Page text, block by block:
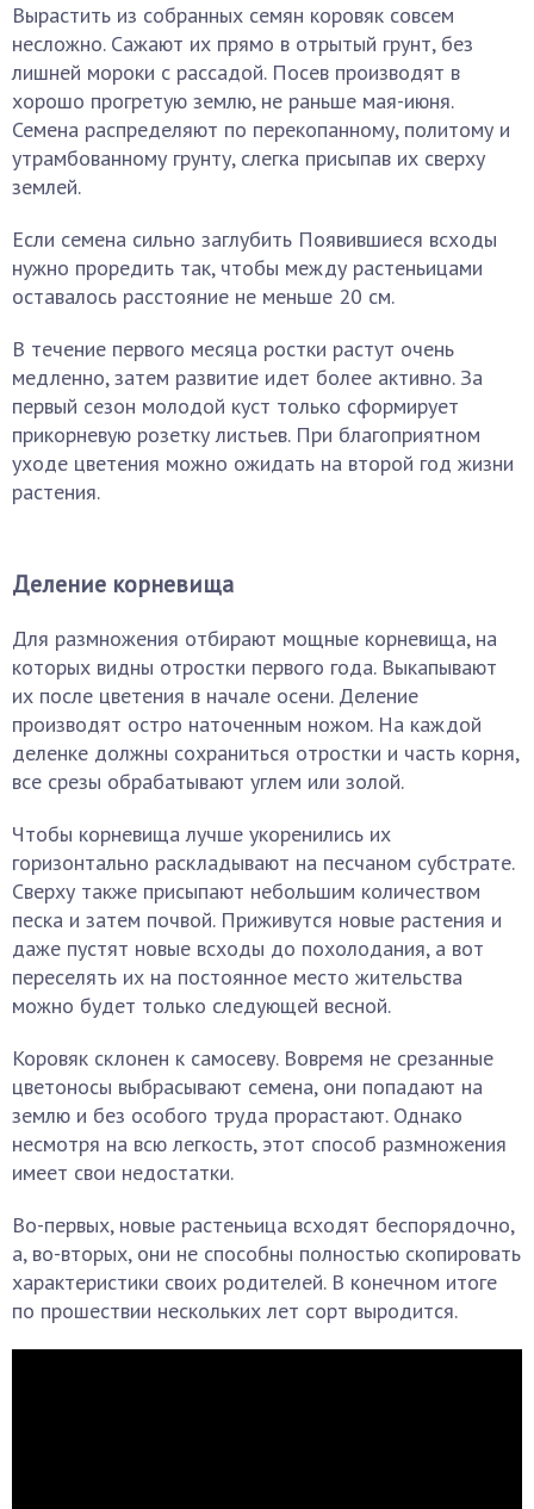
Вырастить из собранных семян коровяк совсем
несложно. Сажают их прямо в отрытый грунт, без
лишней мороки с рассадой. Посев производят в
хорошо прогретую землю, не раньше мая-июня.
Семена распределяют по перекопанному, политому и
утрамбованному грунту, слегка присыпав их сверху
землей.
Если семена сильно заглубить Появившиеся всходы
нужно проредить так, чтобы между растеньицами
оставалось расстояние не меньше 20 см.
В течение первого месяца ростки растут очень
медленно, затем развитие идет более активно. За
первый сезон молодой куст только сформирует
прикорневую розетку листьев. При благоприятном
уходе цветения можно ожидать на второй год жизни
растения.
Деление корневища
Для размножения отбирают мощные корневища, на
которых видны отростки первого года. Выкапывают
их после цветения в начале осени. Деление
производят остро наточенным ножом. На каждой
деленке должны сохраниться отростки и часть корня,
все срезы обрабатывают углем или золой.
Чтобы корневища лучше укоренились их
горизонтально раскладывают на песчаном субстрате.
Сверху также присыпают небольшим количеством
песка и затем почвой. Приживутся новые растения и
даже пустят новые всходы до похолодания, а вот
переселять их на постоянное место жительства
можно будет только следующей весной.
Коровяк склонен к самосеву. Вовремя не срезанные
цветоносы выбрасывают семена, они попадают на
землю и без особого труда прорастают. Однако
несмотря на всю легкость, этот способ размножения
имеет свои недостатки.
Во-первых, новые растеньица всходят беспорядочно,
а, во-вторых, они не способны полностью скопировать
характеристики своих родителей. В конечном итоге
по прошествии нескольких лет сорт выродится.